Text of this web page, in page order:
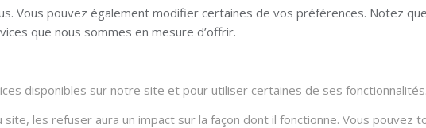
Vous pouvez également modifier certaines de vos préférences. Notez
que nous sommes en mesure d’offrir.
disponibles sur notre site et pour utiliser certaines de ses fonctionnalités.
les refuser aura un impact sur la façon dont il fonctionne. Vous pouvez